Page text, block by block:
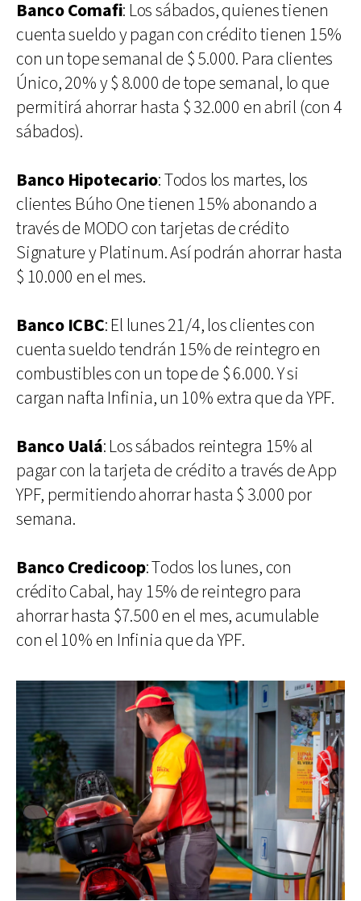
Banco Comafi: Los sábados, quienes tienen
cuenta sueldo y pagan con crédito tienen 15%
con un tope semanal de $ 5.000. Para clientes
Único, 20% y $ 8.000 de tope semanal, lo que
permitirá ahorrar hasta $ 32.000 en abril (con 4
sábados).
Banco Hipotecario: Todos los martes, los
clientes Búho One tienen 15% abonando a
través de MODO con tarjetas de crédito
Signature y Platinum. Así podrán ahorrar hasta
$ 10.000 en el mes.
Banco ICBC: El lunes 21/4, los clientes con
cuenta sueldo tendrán 15% de reintegro en
combustibles con un tope de $ 6.000. Y si
cargan nafta Infinia, un 10% extra que da YPF.
Banco Ualá: Los sábados reintegra 15% al
pagar con la tarjeta de crédito a través de App
YPF, permitiendo ahorrar hasta $ 3.000 por
semana.
Banco Credicoop: Todos los lunes, con
crédito Cabal, hay 15% de reintegro para
ahorrar hasta $7.500 en el mes, acumulable
con el 10% en Infinia que da YPF.